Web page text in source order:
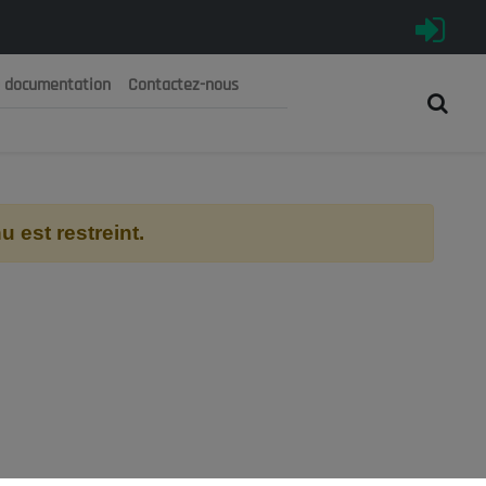
الجزائرية الديمقراطية الشعبية
documentation Contactez-nous
est restreint.